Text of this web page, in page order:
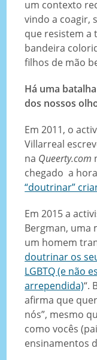
um contexto
vindo a coagir,
que resistem a
bandeira
filhos de mão
Há uma
dos nossos
Em 2011, o
Villarreal
na Queerty.com
chegado a
“doutrinar”
Em 2015 a
Bergman, uma
um homem
doutrinar os
LGBTQ (e não
arrependida)“.
afirma que
nós”, mesmo
como vocês
ensinamentos